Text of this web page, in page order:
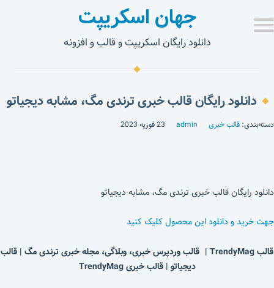
جهان اسکریپت
دانلود رایگان اسکریپت و قالب و افزونه
دانلود رایگان قالب خبری ترندی مگ، مشابه دیجیاتو
دسته‌بندی: قالب خبری admin 23 فوریه 2023
دانلود رایگان قالب خبری ترندی مگ، مشابه دیجیاتو
جهت خرید و دانلود این محصول کلیک کنید
قالب TrendyMag | قالب وردپرس خبری، وبلاگی، مجله خبری ترندی مگ | قالب
دیجیاتو | قالب خبری TrendyMag